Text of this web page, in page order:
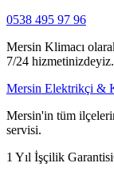
0538 495 97 96
Mersin Klimacı
7/24
Mersin Elektrikçi &
Mersin'in tüm
servisi.
1 Yıl İşçilik Garantisi